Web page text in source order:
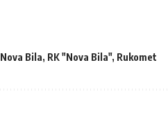
Nova Bila, RK "Nova Bila", Rukomet